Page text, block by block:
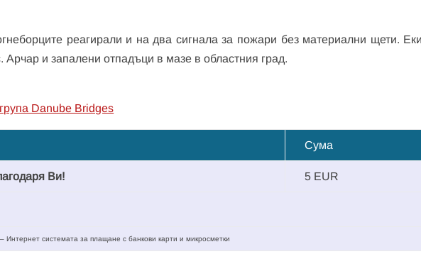
реагирали и на два сигнала за пожари без материални щети.
Арчар и запалени отпадъци в мазе в областния град.
Danube Bridges
Сума
Ви! 5 EUR
– Интернет системата за плащане с банкови карти и микросметки